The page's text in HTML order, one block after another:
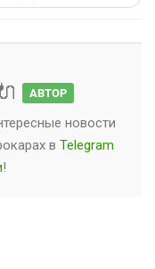
АВТОР
новости
в Telegram
!